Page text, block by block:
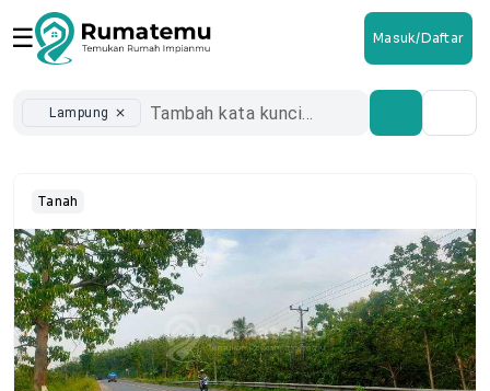
☰ Masuk/Daftar
Lampung close
Tanah